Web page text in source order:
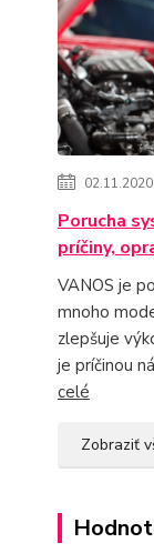
02.11.2020
Porucha
príčiny,
VANOS je
mnoho
zlepšuje
je príčinou
celé
Zobraziť